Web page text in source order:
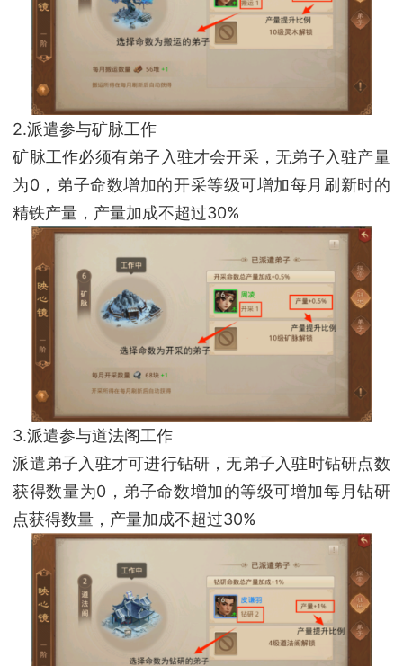
2.派遣参与矿脉工作
矿脉工作必须有弟子入驻才会开采，无弟子入驻产量
为0，弟子命数增加的开采等级可增加每月刷新时的
精铁产量，产量加成不超过30%
3.派遣参与道法阁工作
派遣弟子入驻才可进行钻研，无弟子入驻时钻研点数
获得数量为0，弟子命数增加的等级可增加每月钻研
点获得数量，产量加成不超过30%